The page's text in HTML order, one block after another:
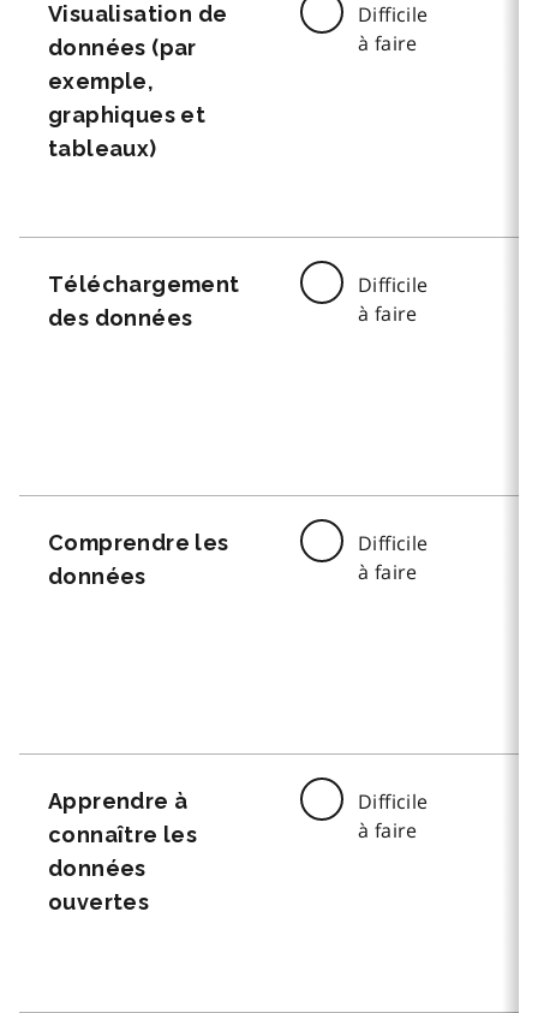
Visualisation de
données (par
exemple,
graphiques et
tableaux)
Difficile
à faire
Téléchargement
des données
Difficile
à faire
Comprendre les
données
Difficile
à faire
Apprendre à
connaître les
données
ouvertes
Difficile
à faire